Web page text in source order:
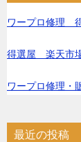
ワープロ修理
得選屋 楽天市
ワープロ修理・
最近の投稿